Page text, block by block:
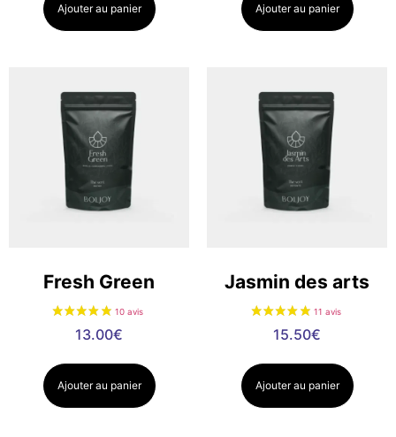
Ajouter au panier Ajouter au panier
Fresh Green
13.00€
Ajouter au panier
Jasmin des arts
15.50€
Ajouter au panier